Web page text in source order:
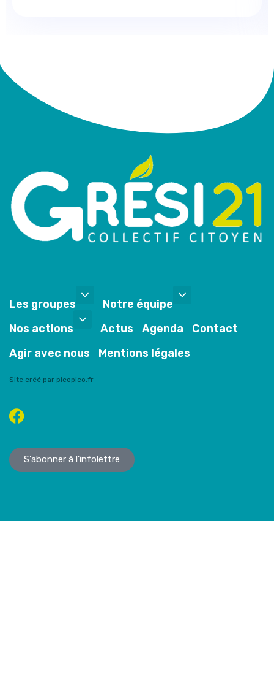
Les groupes
Notre équipe
Nos actions
Actus Agenda
Contact
Agir avec nous
Mentions légales
Site créé par picopico.fr
S'abonner à l'infolettre